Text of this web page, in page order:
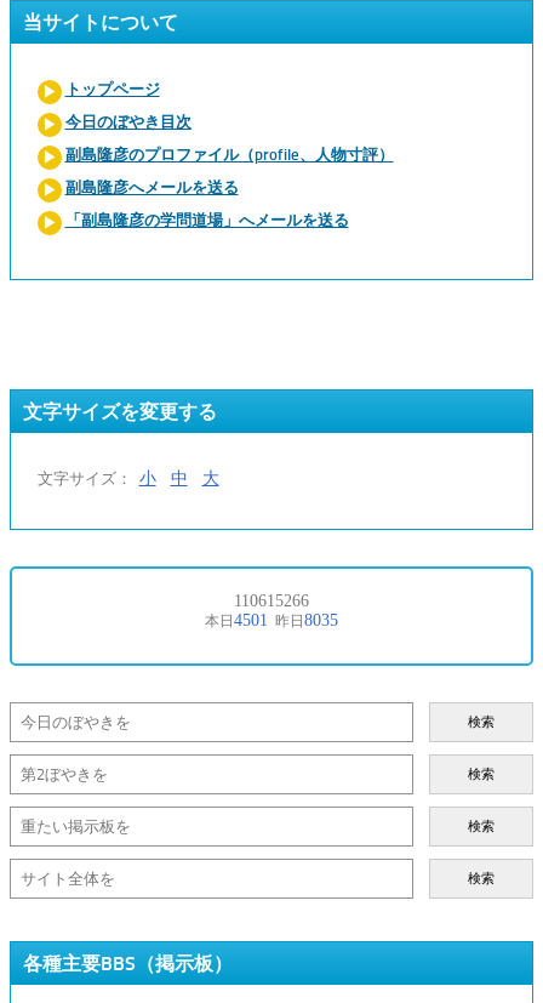
当サイトについて
トップページ
今日のぼやき目次
副島隆彦のプロファイル（profile、人物寸評）
副島隆彦へメールを送る
「副島隆彦の学問道場」へメールを送る
文字サイズを変更する
文字サイズ： 小 中 大
検索
検索
検索
検索
各種主要BBS（掲示板）